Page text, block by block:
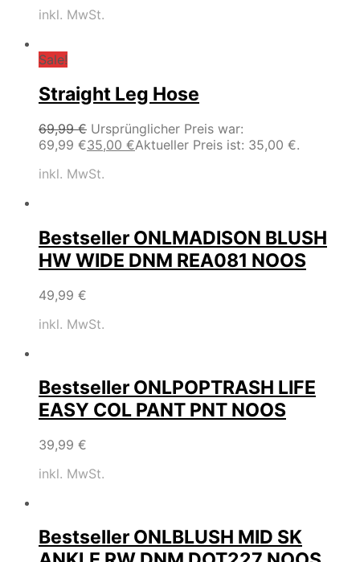
inkl. MwSt.
Sale!
Straight Leg Hose
69,99€ Ursprünglicher Preis war:
69,99 €35,00 €Aktueller Preis ist: 35,00 €.
inkl. MwSt.
Bestseller ONLMADISON BLUSH
HW WIDE DNM REA081 NOOS
49,99 €
inkl. MwSt.
Bestseller ONLPOPTRASH LIFE
EASY COL PANT PNT NOOS
39,99 €
inkl. MwSt.
Bestseller ONLBLUSH MID SK